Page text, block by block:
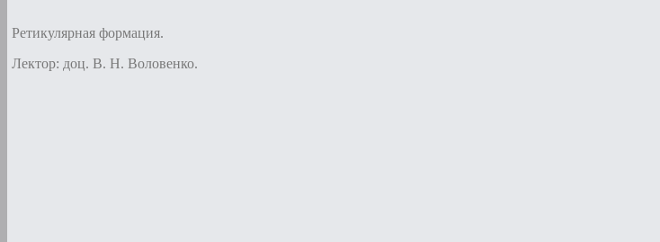
Ретикулярная формация.
Лектор: доц. В. Н. Воловенко.